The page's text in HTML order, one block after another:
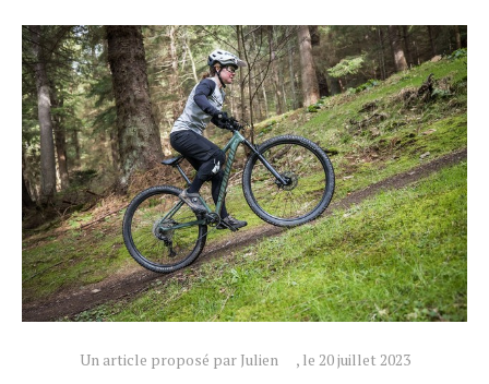
Un article proposé par Julien , le 20 juillet 2023